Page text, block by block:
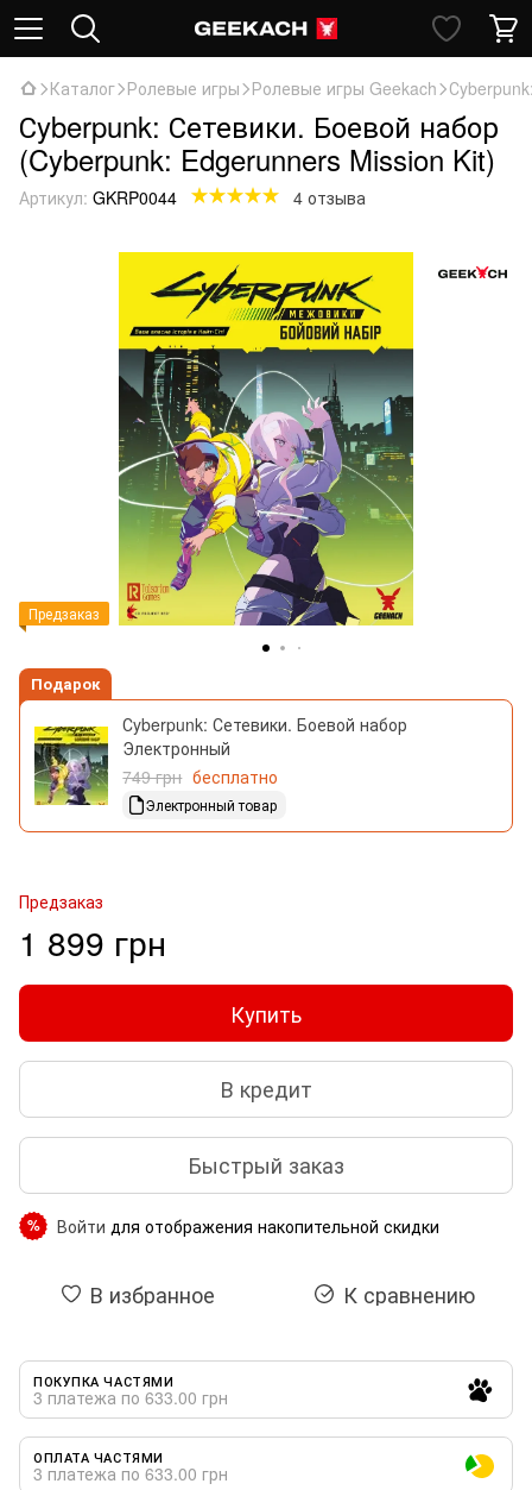
Каталог Ролевые игры Ролевые игры Geekach
Сyberpunk: Сетевики. Боевой набор
(Cyberpunk: Edgerunners Mission Kit)
Артикул: GKRP0044 4 отзыва
Предзаказ
Подарок
Сyberpunk: Сетевики. Боевой набор
Электронный
749 грн бесплатно
Электронный товар
Предзаказ
1 899 грн
Купить
В кредит
Быстрый заказ
% Войти для отображения накопительной скидки
В избранное К сравнению
ПОКУПКА ЧАСТЯМИ
3 платежа по 633.00 грн
ОПЛАТА ЧАСТЯМИ
3 платежа по 633.00 грн